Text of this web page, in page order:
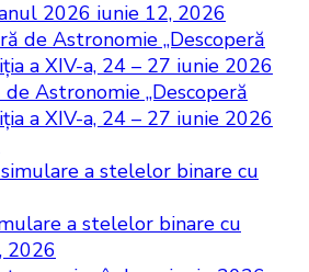
2026 iunie 12, 2026
de Astronomie „Descoperă
a XIV-a, 24 – 27 iunie 2026
a stelelor binare cu
2026